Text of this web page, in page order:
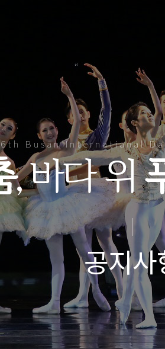
Busan Internatianal
, 바다 위
공지사